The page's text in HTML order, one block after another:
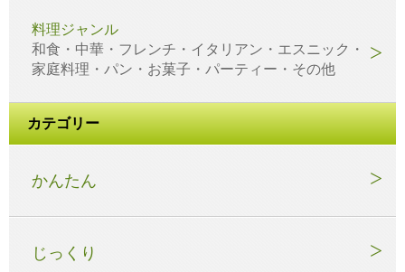
料理ジャンル
和食・中華・フレンチ・イタリアン・エスニック・
家庭料理・パン・お菓子・パーティー・その他
カテゴリー
かんたん
じっくり